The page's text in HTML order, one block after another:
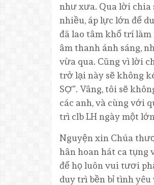
như xưa. Qua lời chia
nhiều, áp lực lớn để
đã lao tâm khổ trí
âm thanh ánh sáng,
vừa qua. Cũng vì lời
trở lại này sẽ không
SỢ”. Vâng, tôi sẽ
các anh, và cùng với
trì clb LH ngày một
Nguyện xin Chúa
hân hoan hát ca tụng
để họ luôn vui tươi
duy trì bền bỉ tình